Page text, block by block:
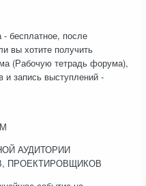
- бесплатное, после
вы хотите получить
(Рабочую тетрадь форума),
и запись выступлений -
АУДИТОРИИ
ПРОЕКТИРОВЩИКОВ